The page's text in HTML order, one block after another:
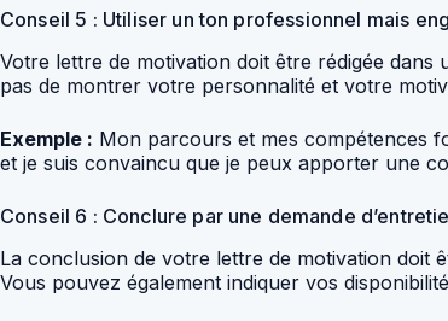
Conseil 5 : Utiliser un ton professionnel mais
Votre lettre de motivation doit être rédigée
pas de montrer votre personnalité et votre
Exemple : Mon parcours et mes compétences
et je suis convaincu que je peux apporter une
Conseil 6 : Conclure par une demande
La conclusion de votre lettre de motivation doit
Vous pouvez également indiquer vos